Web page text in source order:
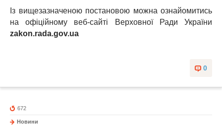
Із вищезазначеною постановою можна ознайомитись
на офіційному веб-сайті Верховної Ради України
zakon.rada.gov.ua
0
672
Новини